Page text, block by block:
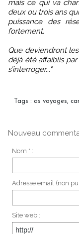
mais ce qui va
deux ou trois ans
puissance des
fortement.
Que deviendront
déjà été affaiblis
s’interroger..."
Tags : as voyages,
Nouveau
Nom * :
Adresse email (non
Site web :